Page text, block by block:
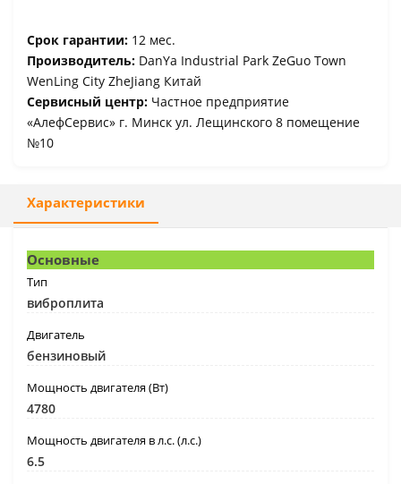
Срок гарантии: 12 мес.
Производитель: DanYa Industrial Park ZeGuo Town
WenLing City ZheJiang Китай
Сервисный центр: Частное предприятие
«АлефСервис» г. Минск ул. Лещинского 8 помещение
№10
Характеристики
Основные
Тип
виброплита
Двигатель
бензиновый
Мощность двигателя (Вт)
4780
Мощность двигателя в л.с. (л.с.)
6.5